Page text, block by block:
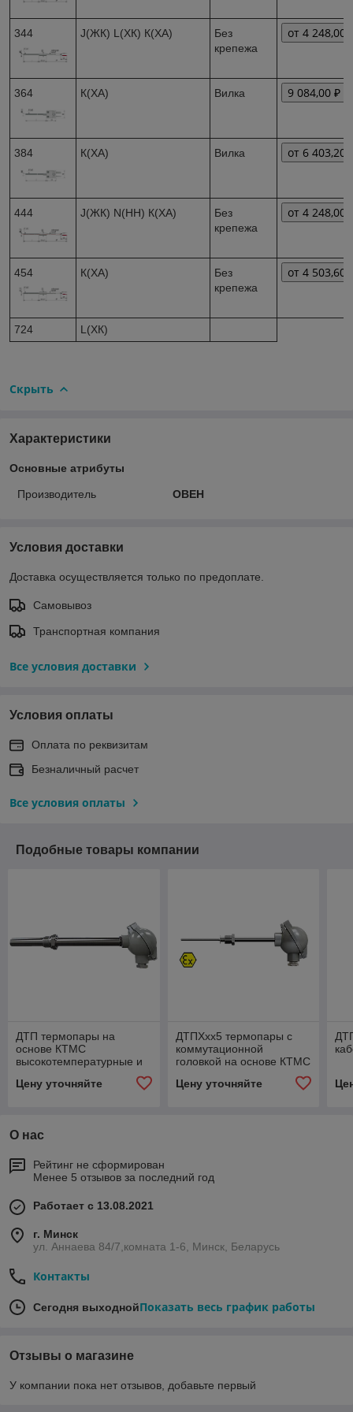
344 J(ЖК) L(ХК) К(ХА)
Без
крепежа
от 4 248,00
364 К(ХА) Вилка 9 084,00 ₽
384 К(ХА) Вилка от 6 403,20
444 J(ЖК) N(НН) К(ХА)
Без
крепежа
от 4 248,00
454 К(ХА)
Без
крепежа
от 4 503,60
724 L(ХК)
Скрыть
Характеристики
Основные атрибуты
Производитель ОВЕН
Условия доставки
Доставка осуществляется только по предоплате.
Самовывоз
Транспортная компания
Все условия доставки
Условия оплаты
Оплата по реквизитам
Безналичный расчет
Все условия оплаты
Подобные товары компании
ДТП термопары на
основе КТМС
высокотемпературные и
модульные
Цену уточняйте
ДТПХхх5 термопары с
коммутационной
головкой на основе КТМС
Цену уточняйте
О нас
Рейтинг не сформирован
Менее 5 отзывов за последний год
Работает с 13.08.2021
г. Минск
ул. Аннаева 84/7,комната 1-6, Минск, Беларусь
Контакты
Сегодня выходнойПоказать весь график работы
Отзывы о магазине
У компании пока нет отзывов, добавьте первый